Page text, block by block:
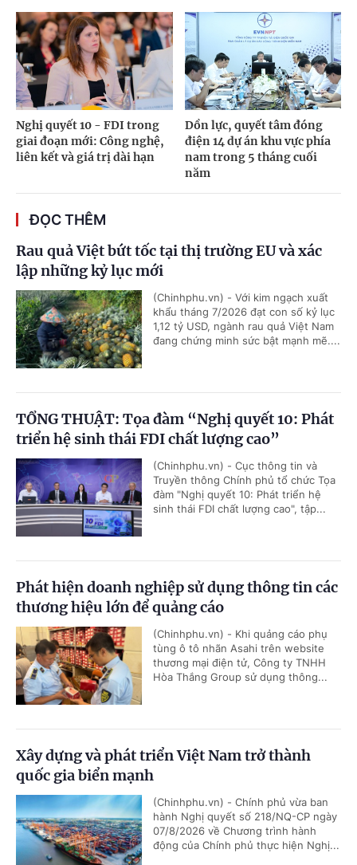
Nghị quyết 10 - FDI trong
giai đoạn mới: Công nghệ,
liên kết và giá trị dài hạn
Dồn lực, quyết tâm đóng
điện 14 dự án khu vực phía
nam trong 5 tháng cuối
năm
ĐỌC THÊM
Rau quả Việt bứt tốc tại thị trường EU và xác
lập những kỷ lục mới
(Chinhphu.vn) - Với kim ngạch xuất
khẩu tháng 7/2026 đạt con số kỷ lục
1,12 tỷ USD, ngành rau quả Việt Nam
đang chứng minh sức bật mạnh mẽ....
TỔNG THUẬT: Tọa đàm “Nghị quyết 10: Phát
triển hệ sinh thái FDI chất lượng cao”
(Chinhphu.vn) - Cục thông tin và
Truyền thông Chính phủ tổ chức Tọa
đàm "Nghị quyết 10: Phát triển hệ
sinh thái FDI chất lượng cao", tập...
Phát hiện doanh nghiệp sử dụng thông tin các
thương hiệu lớn để quảng cáo
(Chinhphu.vn) - Khi quảng cáo phụ
tùng ô tô nhãn Asahi trên website
thương mại điện tử, Công ty TNHH
Hòa Thắng Group sử dụng thông...
Xây dựng và phát triển Việt Nam trở thành
quốc gia biển mạnh
(Chinhphu.vn) - Chính phủ vừa ban
hành Nghị quyết số 218/NQ-CP ngày
07/8/2026 về Chương trình hành
động của Chính phủ thực hiện Nghị...